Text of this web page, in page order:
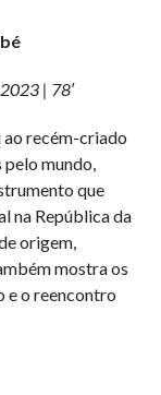
| 78′
ao recém-criado
mundo,
que
na República da
origem,
mostra os
e o reencontro